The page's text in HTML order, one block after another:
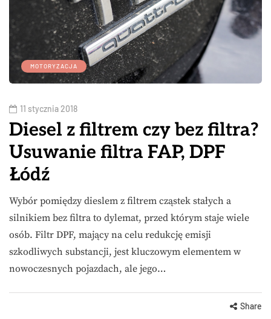
MOTORYZACJA
11 stycznia 2018
Diesel z filtrem czy bez filtra?
Usuwanie filtra FAP, DPF
Łódź
Wybór pomiędzy dieslem z filtrem cząstek stałych a
silnikiem bez filtra to dylemat, przed którym staje wiele
osób. Filtr DPF, mający na celu redukcję emisji
szkodliwych substancji, jest kluczowym elementem w
nowoczesnych pojazdach, ale jego…
Share